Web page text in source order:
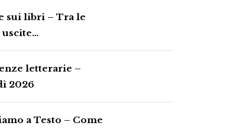
sui libri – Tra le
letterarie –
2026
a Testo – Come